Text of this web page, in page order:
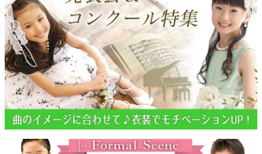
特典 ヘアメイク・着付け
スタジオを予約 →